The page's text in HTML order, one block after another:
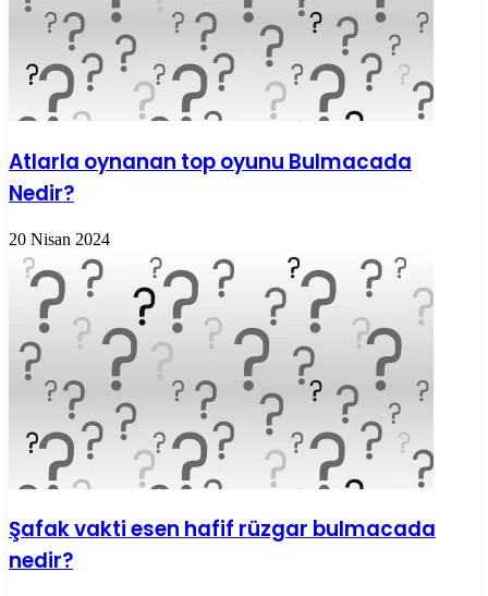
Atlarla oynanan top oyunu Bulmacada
Nedir?
20 Nisan 2024
Şafak vakti esen hafif rüzgar bulmacada
nedir?